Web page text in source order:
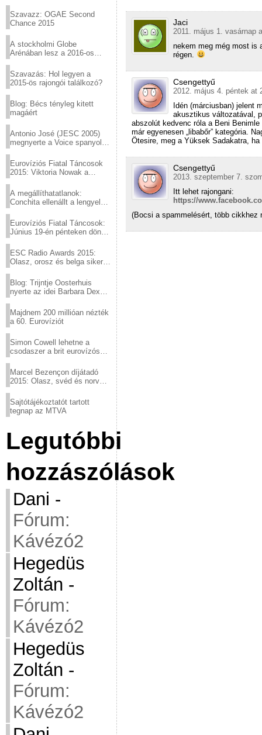
Szavazz: OGAE Second
Chance 2015
A stockholmi Globe
Arénában lesz a 2016-os
Szavazás: Hol legyen a
2015-ös rajongói találkozó?
Blog: Bécs tényleg kitett
magáért
Antonio José (JESC 2005)
megnyerte a Voice spanyol
Eurovíziós Fiatal Táncosok
2015: Viktoria Nowak a
A megállíthatatlanok:
Conchita ellenállt a lengyel
Eurovíziós Fiatal Táncosok:
Június 19-én pénteken döntő
ESC Radio Awards 2015:
Olasz, orosz és belga siker,
Blog: Trijntje Oosterhuis
nyerte az idei Barbara Dex
Majdnem 200 millióan nézték
a 60. Eurovíziót
Simon Cowell lehetne a
csodaszer a brit eurovízós
Marcel Bezençon díjátadó
2015: Olasz, svéd és norvég
Sajtótájékoztatót tartott
tegnap az MTVA
Legutóbbi
hozzászólások
Dani -
Fórum:
Kávézó2
Hegedüs
Zoltán -
Fórum:
Kávézó2
Hegedüs
Zoltán -
Fórum:
Kávézó2
Jaci
2011. május 1. vasárnap
nekem meg még most is
régen.
Csengettyű
2012. május 4. péntek at
Idén (márciusban) jelent
akusztikus változatával,
abszolút kedvenc róla a Beni
már egyenesen „libabőr” kategória.
Ötesire, meg a Yüksek Sadakatra,
Csengettyű
2013. szeptember 7.
Itt lehet rajongani:
https://
(Bocsi a spammelésért, több cikkhez